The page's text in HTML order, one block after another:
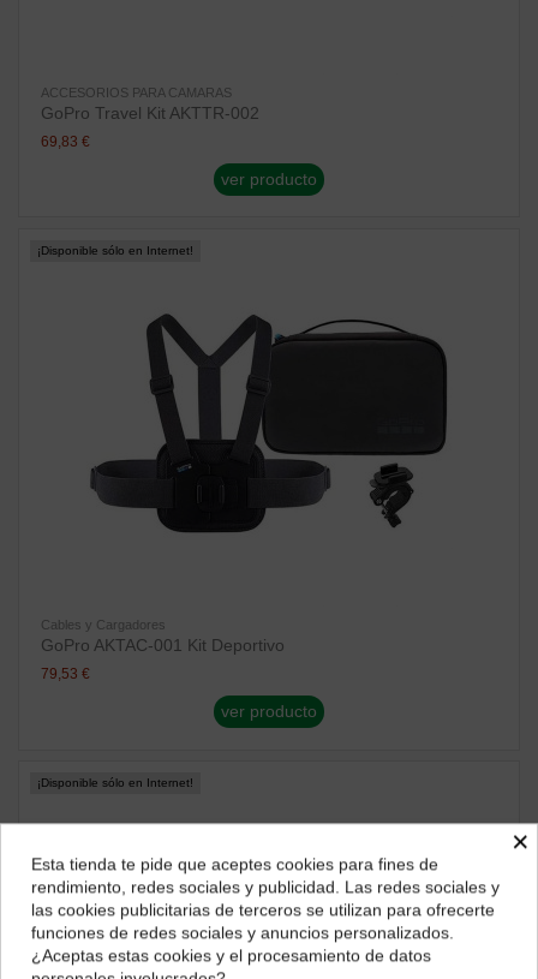
ACCESORIOS PARA CAMARAS
GoPro Travel Kit AKTTR-002
69,83 €
ver producto
¡Disponible sólo en Internet!
Cables y Cargadores
GoPro AKTAC-001 Kit Deportivo
79,53 €
ver producto
¡Disponible sólo en Internet!
¿Dónde deseas recibir tu pedido?
Selecciona tu ubicación para mostrarte los precios e
impuestos correctos para tu región.
×
Esta tienda te pide que aceptes cookies para fines de
rendimiento, redes sociales y publicidad. Las redes sociales y
las cookies publicitarias de terceros se utilizan para ofrecerte
funciones de redes sociales y anuncios personalizados.
¿Aceptas estas cookies y el procesamiento de datos